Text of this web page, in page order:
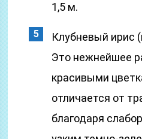
1,5 м.
Клубневый ирис
Это нежнейшее
красивыми
отличается от
благодаря